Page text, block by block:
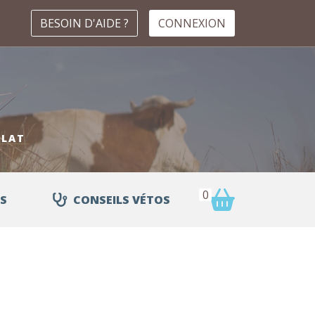
BESOIN D'AIDE ? CONNEXION
CONSEILS VÉTOS 0